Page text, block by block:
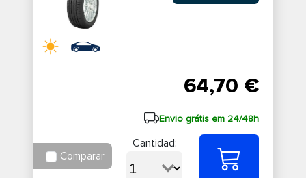
64,70 €
Envio grátis em 24/48h
Comparar
Cantidad: